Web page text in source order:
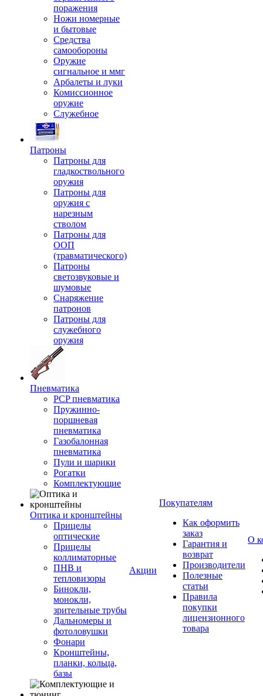
поражения
Ножи номерные
и бытовые
Средства
самообороны
Оружие
сигнальное и ммг
Арбалеты и луки
Комиссионное
оружие
Служебное
Патроны
Патроны для
гладкоствольного
оружия
Патроны для
оружия с
нарезным
стволом
Патроны для
ООП
(травматического)
Патроны
светозвуковые и
шумовые
Снаряжение
патронов
Патроны для
служебного
оружия
Пневматика
PCP пневматика
Пружинно-
поршневая
пневматика
Газобалонная
пневматика
Пули и шарики
Рогатки
Комплектующие
Оптика и кронштейны
Прицелы
оптические
Прицелы
коллиматорные
ПНВ и
тепловизоры
Бинокли,
монокли,
зрительные трубы
Дальномеры и
фотоловушки
Фонари
Кронштейны,
планки, кольца,
базы
Акции
Покупателям
Как оформить
заказ
Гарантия и
возврат
Производители
Полезные
статьи
Правила
покупки
лицензионного
товара
О